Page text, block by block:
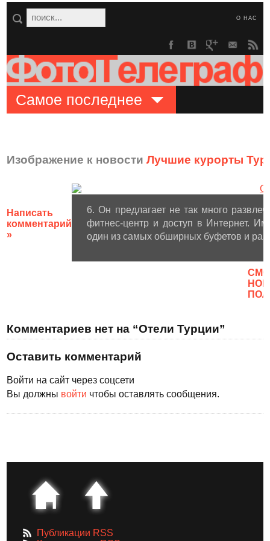
О НАС
Самое последнее
Изображение к новостиЛучшие курорты
Написать
комментарий
»
6. Он предлагает не так много
фитнес-центр и доступ в Интернет.
один из самых обширных буфетов и
Комментариев нет на “Отели Турции”
Оставить комментарий
Войти на сайт через соцсети
Вы должны войти чтобы оставлять сообщения.
Публикации RSS